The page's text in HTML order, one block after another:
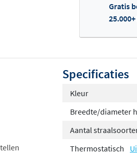
Gratis
Specificaties
Kleur
Breedte/diameter
Aantal
Thermostatisch